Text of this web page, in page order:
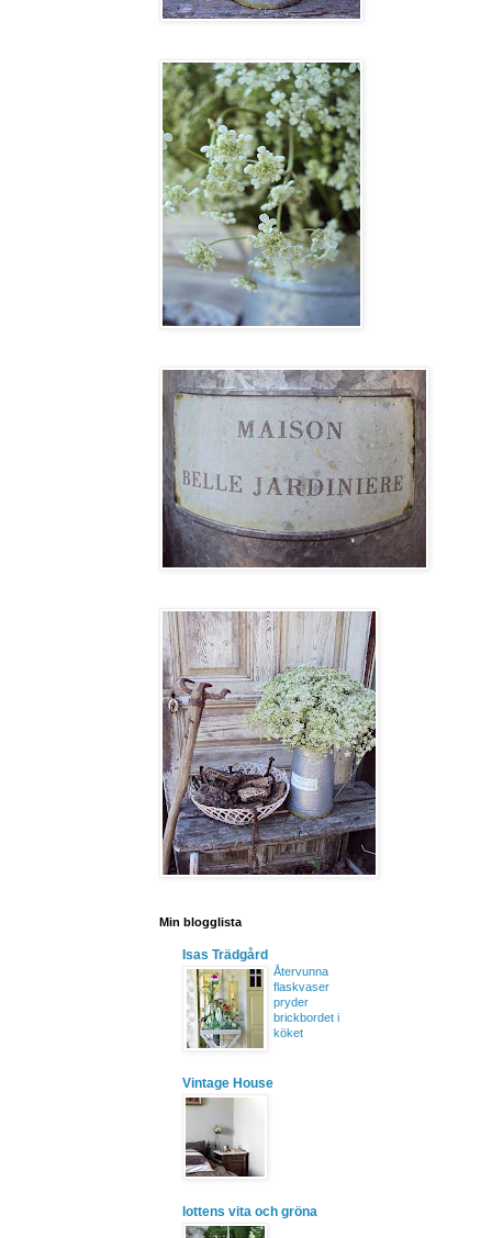
Min blogglista
Isas Trädgård
Återvunna
flaskvaser
pryder
brickbordet i
köket
Vintage House
lottens vita och gröna